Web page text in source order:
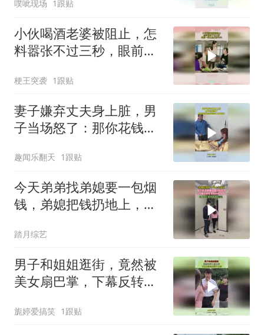
噗呲现场 1跟贴
小伙喝酒老婆被阻止，怎
料嚣张不过三秒，眼前一
梗王突袭 1跟贴
妻子嫌弃丈夫身上脏，男
子当场怒了：那你花钱的
趣闻乐翻天 1跟贴
今天弟弟找弟媳要一包烟
钱，弟媳把钱扔地上，那
踏月综艺
男子和姐姐逛街，竟然被
美女扇巴掌，下幕反转来
旎婷爱搞笑 1跟贴